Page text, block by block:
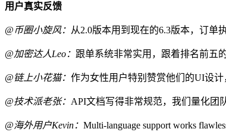
用户真实反馈
@币圈小旋风： 从2.0版本用到现在的6.3版本，订单
@加密达人Leo： 跟单系统非常实用，跟着排名前五
@链上小花猫： 作为女性用户特别赞赏他们的UI设
@技术派老张： API文档写得非常规范，我们量化团
@海外用户Kevin： Multi-language support works